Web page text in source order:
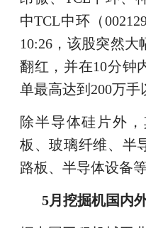
中TCL中环（
10:26，该股突然
翻红，并在10分钟
单最高达到200万手
除半导体硅片外
板、玻璃纤维、半
路板、半导体设备
5月挖掘机国内